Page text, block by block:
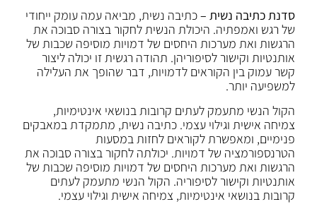
סדנת כתיבה נשית –כתיבה נשית, מביאה עמה עומק ייחודי
של רגש ואמפתיה. היכולת הנשית לחקור בצורה סבוכה את
הרגשות ואת מערכות היחסים של דמויות מוסיפה שכבות של
אותנטיות וקישור לסיפוריהן. תהודה רגשית זו יכולה ליצור
קשר עמוק בין הקוראים לדמויות, דבר שהופך את העלילה
למשפיעה יותר.
הקול הנשי מתעמק לעתים קרובות בנושאי אינטימיות,
צמיחה אישית וגילוי עצמי. כתיבה נשית, מתמקדת במאבקים
פנימיים, ומאפשרת לקוראים לחזות במסעות
הטרנספורמציה של דמויות. יכולתה לחקור בצורה סבוכה את
הרגשות ואת מערכות היחסים של דמויות מוסיפה שכבות של
אותנטיות וקישור לסיפוריה. הקול הנשי מתעמק לעתים
קרובות בנושאי אינטימיות, צמיחה אישית וגילוי עצמי.